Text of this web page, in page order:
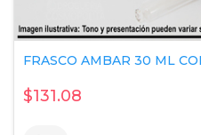
FRASCO AMBAR 30 ML
$131.08